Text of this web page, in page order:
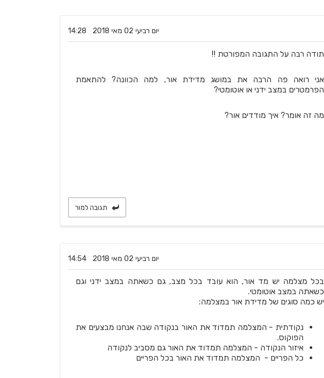
תגובה למור
‏יום רביעי ‏02 ‏מאי ‏2018 14:28
תודה רבה על התגובה המפורטת !!
אני רואה פה הרבה את במושג מדידת אור, למה הכוונה? להתאמת
הפרמטרים במצב ידני או אוטומטי?
מה זה אומר? איך מודדים אור?
‏יום רביעי ‏02 ‏מאי ‏2018 14:54
בכל מצלמה יש מד אור, הוא עובד בכל מצב, גם כשאתה במצב ידני וגם
כשאתה במצב אוטומטי.
יש כמה סוגים של מדידת אור במצלמה:
נקודתית - המצלמה תמדוד את האור בנקודה שבה אנחנו מבצעים את
הפוקוס.
איזור הנקודה - המצלמה תמדוד את האור גם מסביב לנקודה
כל הפריים - המצלמה תמדוד את האור בכל הפריים